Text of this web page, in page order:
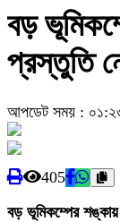
বড়
প্রস্তুতি
আপডেট সময় :
405
বড় ভূমিকম্পের শঙ্কায়